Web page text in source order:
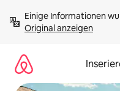
Inhalten
springenOriginal anzeigen